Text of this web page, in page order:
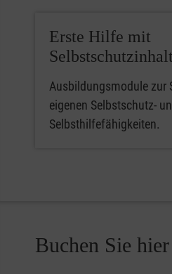
Erste Hilfe mit
Ausbildungsmodule zur
eigenen Selbstschutz-
Selbsthilfefähigkeiten.
Buchen Sie